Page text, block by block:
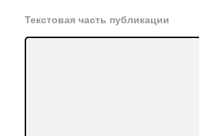
Текстовая часть публикации